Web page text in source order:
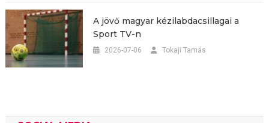
A jövő magyar kézilabdacsillagai a
Sport TV-n
2026-07-06 Tokaji Tamás